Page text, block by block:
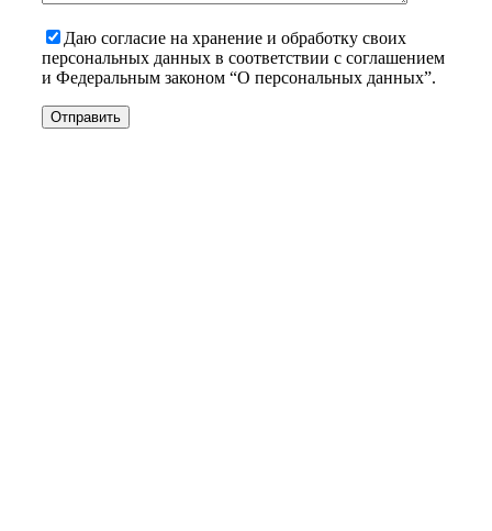
Даю согласие на хранение и обработку своих
персональных данных в соответствии с соглашением
и Федеральным законом “О персональных данных”.